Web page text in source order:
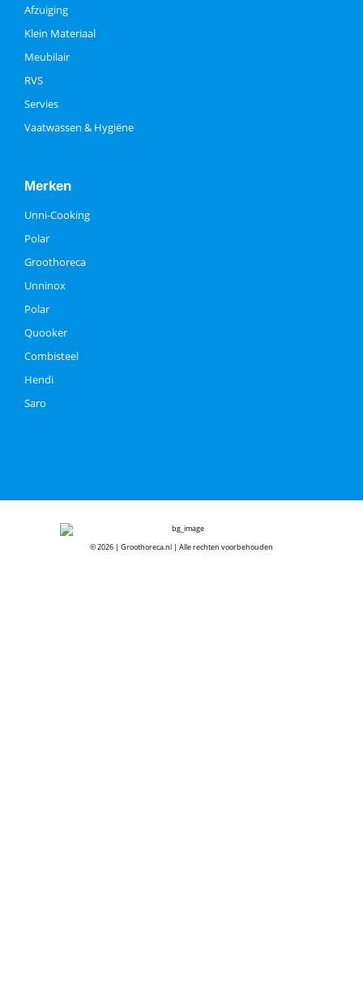
Afzuiging
Klein Materiaal
Meubilair
RVS
Servies
Vaatwassen & Hygiëne
Merken
Unni-Cooking
Polar
Groothoreca
Unninox
Polar
Quooker
Combisteel
Hendi
Saro
© 2026 | Groothoreca.nl | Alle rechten voorbehouden